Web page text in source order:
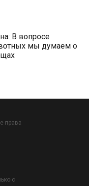
В вопросе
мы думаем о
права
с